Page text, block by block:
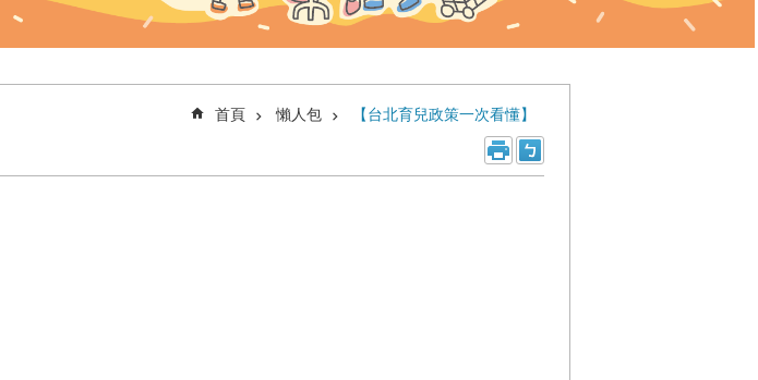
首頁 懶人包 【台北育兒政策一次看懂】